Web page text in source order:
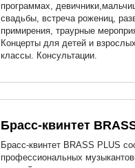
программах,
свадьбы, встреча рожениц,
примирения, траурные
Концерты для детей и
классы. Консультации.
Брасс-квинтет
Брасс-квинтет BRASS PLUS
профессиональных